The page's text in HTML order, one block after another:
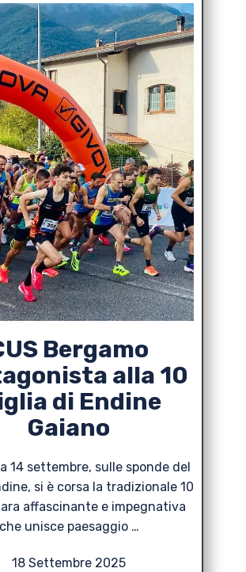
Bergamo
alla 10
di Endine
Gaiano
14 settembre, sulle sponde del
si è corsa la tradizionale 10
affascinante e impegnativa
che unisce paesaggio …
18 Settembre 2025